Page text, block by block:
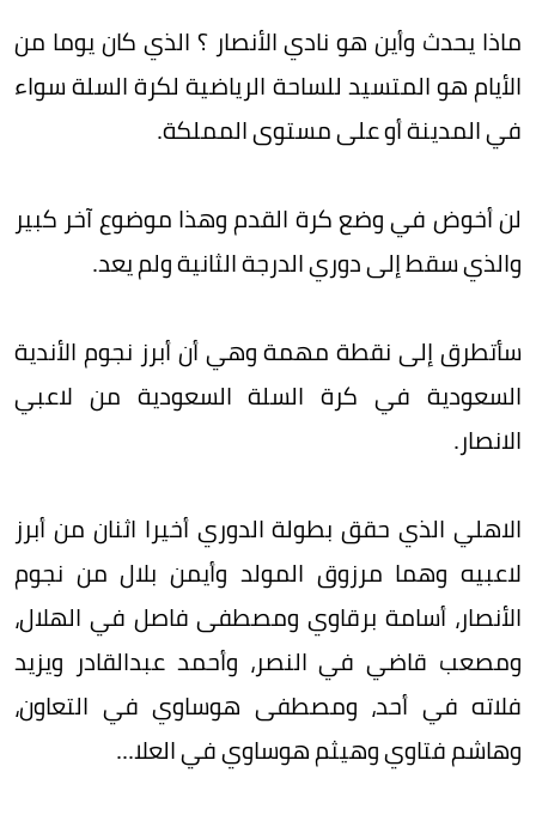
ماذا يحدث وأين هو نادي الأنصار ؟ الذي كان يوما من
الأيام هو المتسيد للساحة الرياضية لكرة السلة سواء
في المدينة أو على مستوى المملكة.
لن أخوض في وضع كرة القدم وهذا موضوع آخر كبير
والذي سقط إلى دوري الدرجة الثانية ولم يعد.
سأتطرق إلى نقطة مهمة وهي أن أبرز نجوم الأندية
السعودية في كرة السلة السعودية من لاعبي
الانصار.
الاهلي الذي حقق بطولة الدوري أخيرا اثنان من أبرز
لاعبيه وهما مرزوق المولد وأيمن بلال من نجوم
الأنصار، أسامة برقاوي ومصطفى فاصل في الهلال،
ومصعب قاضي في النصر، وأحمد عبدالقادر ويزيد
فلاته في أحد، ومصطفى هوساوي في التعاون،
وهاشم فتاوي وهيثم هوساوي في العلا...